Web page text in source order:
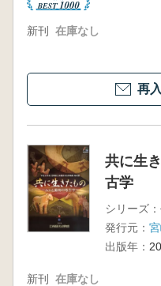
新刊 在庫なし
再
共に生
古学
シリーズ：
発行元：
出版年：
新刊 在庫なし